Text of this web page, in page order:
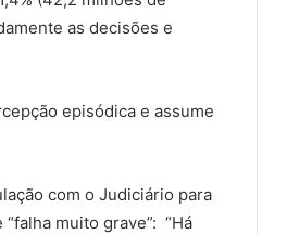
as decisões e
episódica e assume
com o Judiciário para
muito grave”: “Há